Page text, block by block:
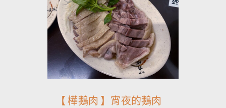
【 樺鵝肉 】宵夜的鵝肉